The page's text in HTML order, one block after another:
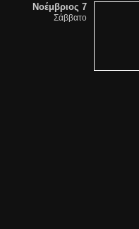
Νοέμβριος 7
Σάββατο